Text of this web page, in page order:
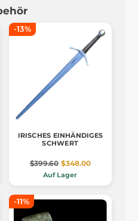
-13%
IRISCHES EINHÄNDIGES
SCHWERT
$399.60 $348.00
Auf Lager
-11%